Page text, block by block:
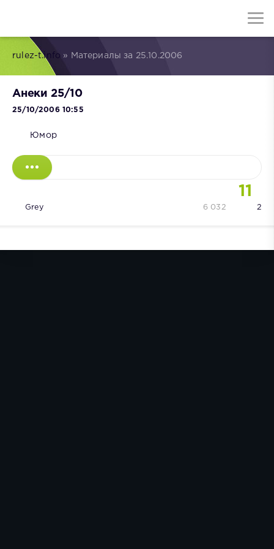
rulez-t.info » Материалы за 25.10.2006
Анеки 25/10
25/10/2006 10:55
Юмор
11
Grey 2
6 032